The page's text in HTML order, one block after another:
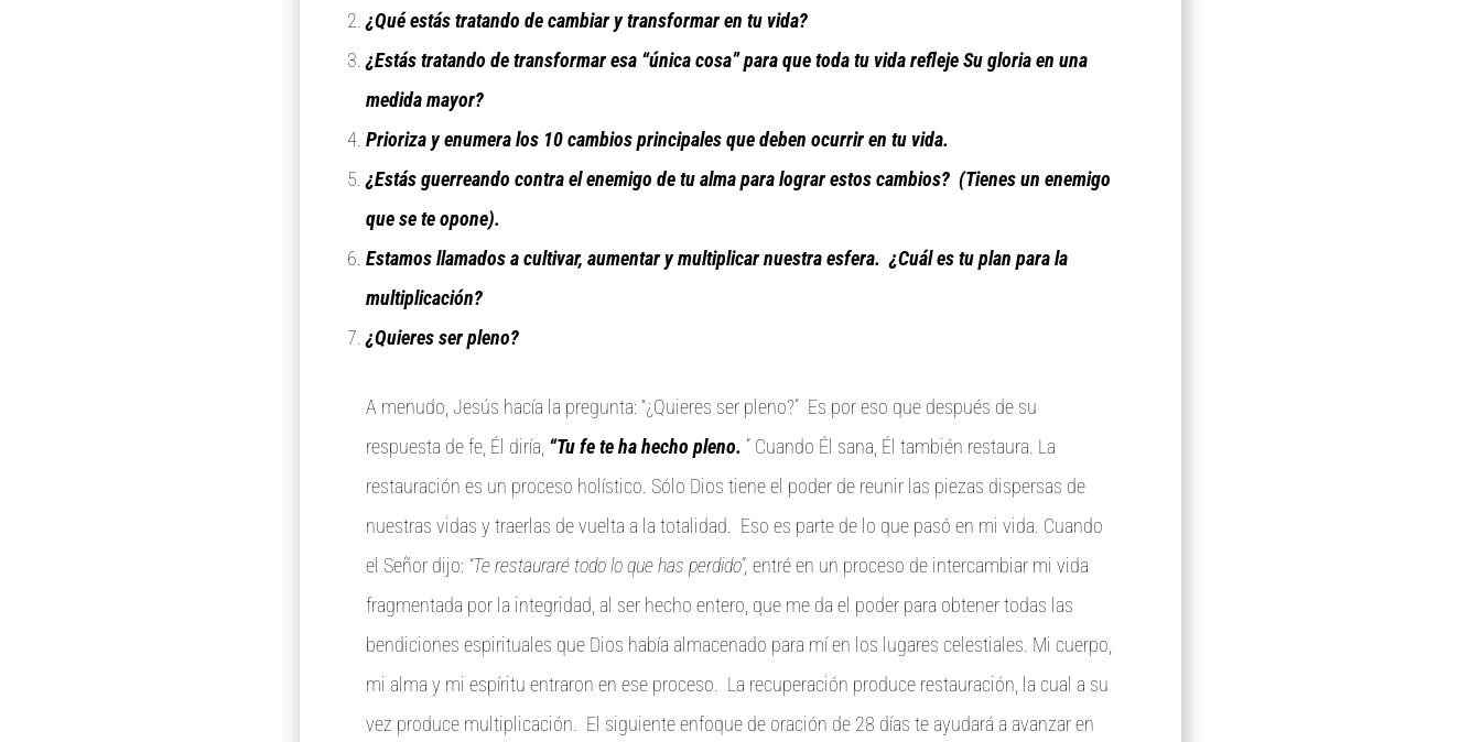
¿Qué estás tratando de cambiar y transformar en tu vida?
¿Estás tratando de transformar esa “única cosa” para que toda tu vida refleje Su gloria en una
medida mayor?
Prioriza y enumera los 10 cambios principales que deben ocurrir en tu vida.
¿Estás guerreando contra el enemigo de tu alma para lograr estos cambios? (Tienes un enemigo
que se te opone).
Estamos llamados a cultivar, aumentar y multiplicar nuestra esfera. ¿Cuál es tu plan para la
multiplicación?
¿Quieres ser pleno?
A menudo, Jesús hacía la pregunta: “¿Quieres ser pleno?” Es por eso que después de su
respuesta de fe, Él diría, “Tu fe te ha hecho pleno. ” Cuando Él sana, Él también restaura. La
restauración es un proceso holístico. Sólo Dios tiene el poder de reunir las piezas dispersas de
nuestras vidas y traerlas de vuelta a la totalidad. Eso es parte de lo que pasó en mi vida. Cuando
el Señor dijo: “Te restauraré todo lo que has perdido”, entré en un proceso de intercambiar mi vida
fragmentada por la integridad, al ser hecho entero, que me da el poder para obtener todas las
bendiciones espirituales que Dios había almacenado para mí en los lugares celestiales. Mi cuerpo,
mi alma y mi espíritu entraron en ese proceso. La recuperación produce restauración, la cual a su
vez produce multiplicación. El siguiente enfoque de oración de 28 días te ayudará a avanzar en